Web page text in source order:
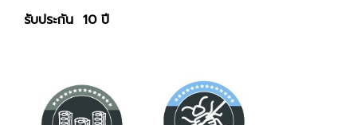
รับประกัน 10 ปี